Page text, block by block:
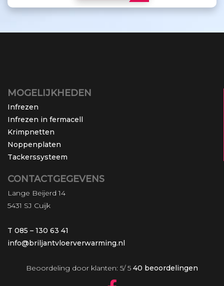
MOGELIJKHEDEN
Infrezen
Infrezen in fermacell
Krimpnetten
Noppenplaten
Tackerssysteem
CONTACTGEGEVENS
Lange Beijerd 14
5431 SJ Cuijk
T 085 – 130 63 41
info@briljantvloerverwarming.nl
Beoordeling door klanten: 5/5 40 beoordelingen